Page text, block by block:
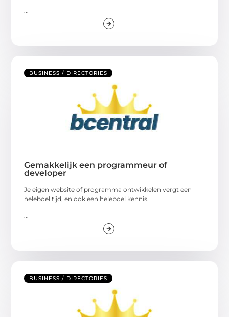
BUSINESS / DIRECTORIES
Gemakkelijk een programmeur of
developer
Je eigen website of programma ontwikkelen vergt een
heleboel tijd, en ook een heleboel kennis.
BUSINESS / DIRECTORIES